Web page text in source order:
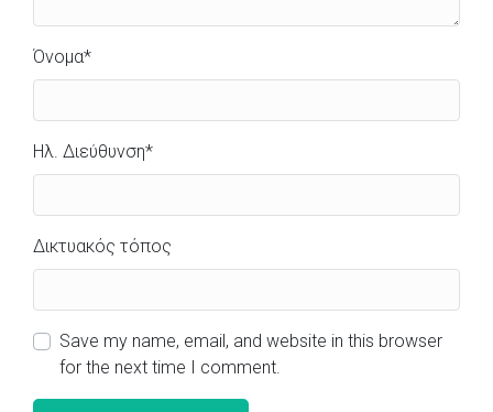
Όνομα*
Ηλ. Διεύθυνση*
Δικτυακός τόπος
Save my name, email, and website in this browser
for the next time I comment.